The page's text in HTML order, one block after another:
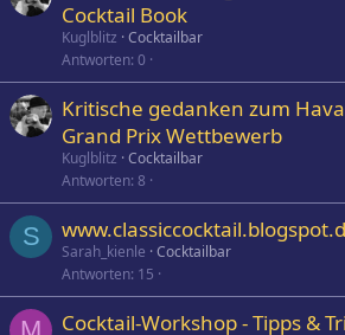
Cocktail Book
Kuglblitz Cocktailbar
Antworten 0
Kritische gedanken zum
Grand Prix Wettbewerb
Kuglblitz Cocktailbar
Antworten 8
S
Sarah_kienle Cocktailbar
Antworten 15
M Cocktail-Workshop - Tipps &